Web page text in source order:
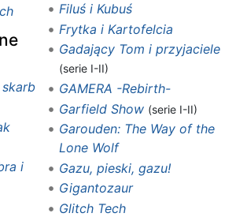
i
Filuś i Kubuś
Frytka i Kartofelcia
Gadający Tom i przyjaciele
(serie I-II)
GAMERA -Rebirth-
Garfield Show (serie I-II)
Garouden: The Way of the
Lone Wolf
Gazu, pieski, gazu!
Gigantozaur
Glitch Tech